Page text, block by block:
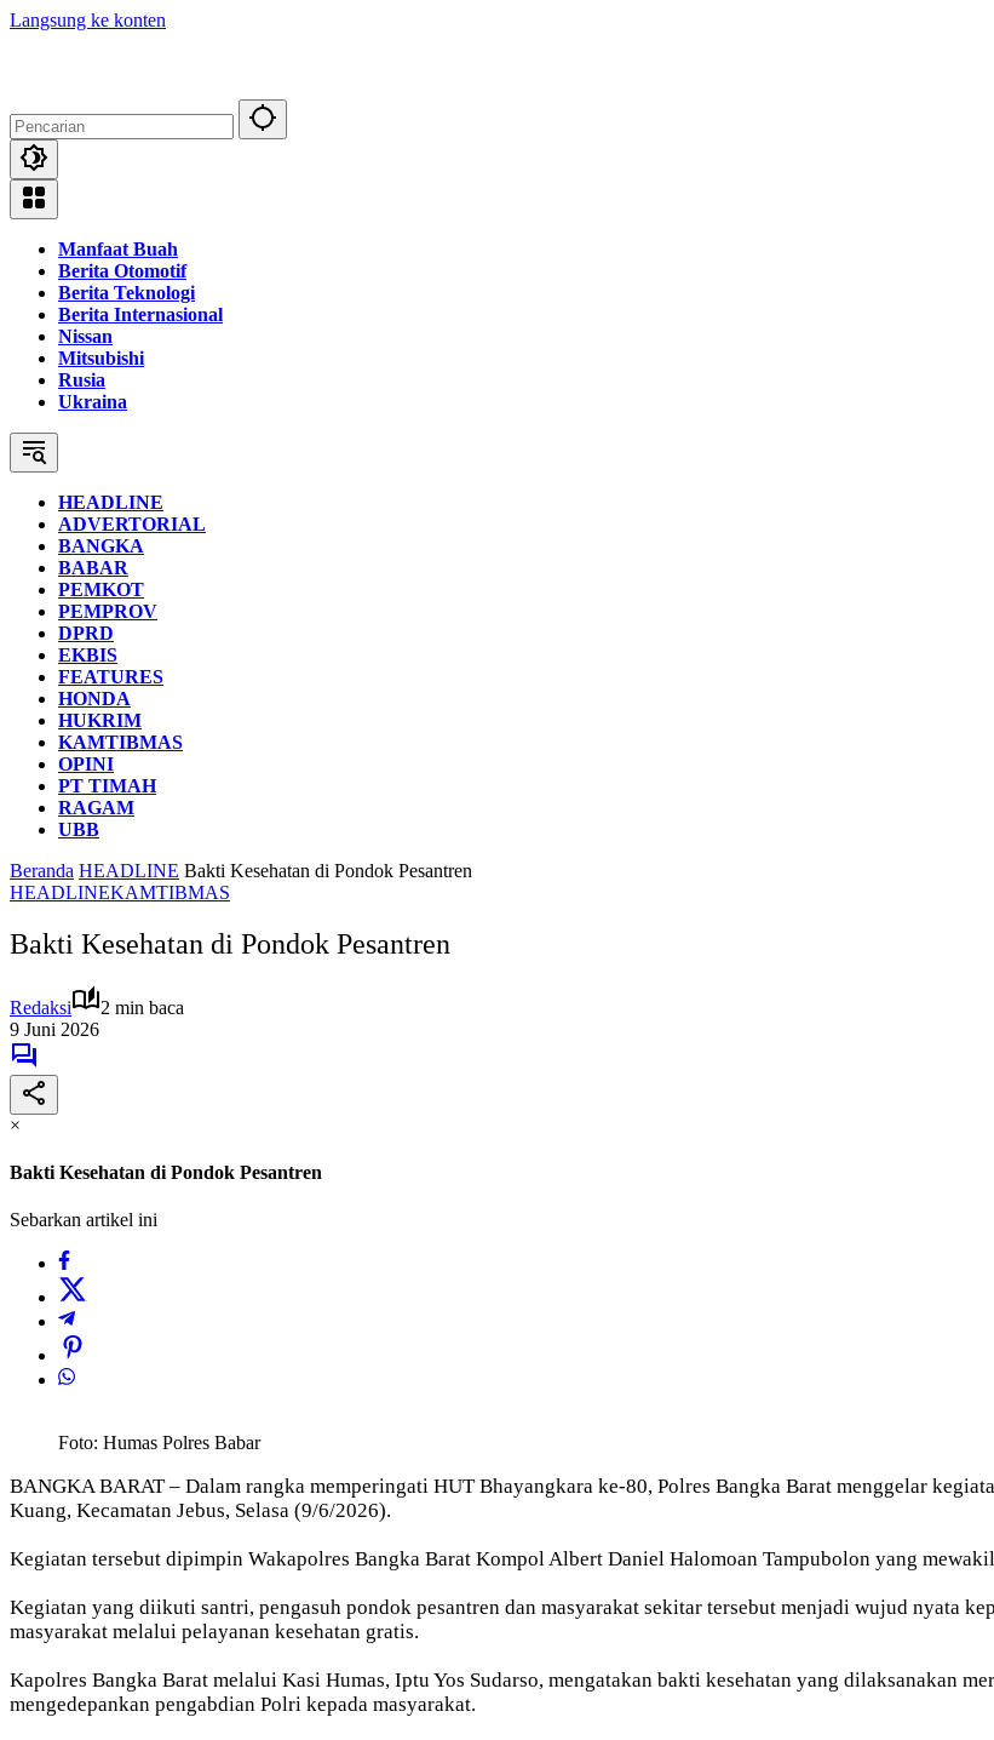
Langsung ke konten
Manfaat Buah
Berita Otomotif
Berita Teknologi
Berita Internasional
Nissan
Mitsubishi
Rusia
Ukraina
HEADLINE
ADVERTORIAL
BANGKA
BABAR
PEMKOT
PEMPROV
DPRD
EKBIS
FEATURES
HONDA
HUKRIM
KAMTIBMAS
OPINI
PT TIMAH
RAGAM
UBB
Beranda HEADLINE Bakti Kesehatan di Pondok Pesantren
HEADLINEKAMTIBMAS
Bakti Kesehatan di Pondok Pesantren
Redaksi
2 min baca
9 Juni 2026
×
Bakti Kesehatan di Pondok Pesantren
Sebarkan artikel ini
Foto: Humas Polres Babar
BANGKA BARAT – Dalam rangka memperingati HUT Bhayangkara ke-80, Polres Bangka Barat menggelar
Kuang, Kecamatan Jebus, Selasa (9/6/2026).
Kegiatan tersebut dipimpin Wakapolres Bangka Barat Kompol Albert Daniel Halomoan Tampubolon yang
Kegiatan yang diikuti santri, pengasuh pondok pesantren dan masyarakat sekitar tersebut menjadi wujud nyata
masyarakat melalui pelayanan kesehatan gratis.
Kapolres Bangka Barat melalui Kasi Humas, Iptu Yos Sudarso, mengatakan bakti kesehatan yang dilaksanakan
mengedepankan pengabdian Polri kepada masyarakat.